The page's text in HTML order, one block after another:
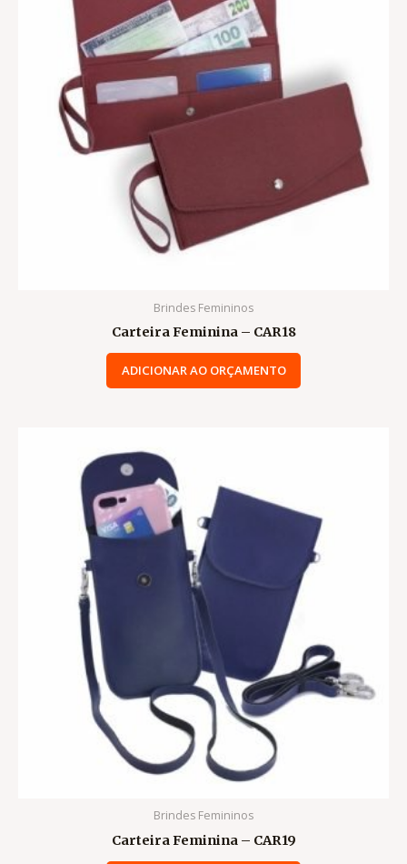
Brindes Femininos
Carteira Feminina – CAR18
ADICIONAR AO ORÇAMENTO
Brindes Femininos
Carteira Feminina – CAR19